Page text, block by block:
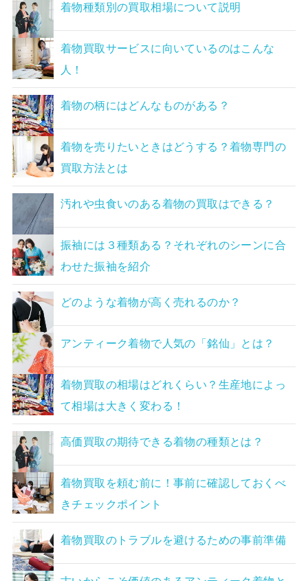
着物種類別の買取相場について説明
着物買取サービスに向いているのはこんな
人！
着物の柄にはどんなものがある？
着物を売りたいときはどうする？着物専門の
買取方法とは
汚れや虫食いのある着物の買取はできる？
振袖には３種類ある？それぞれのシーンに合
わせた振袖を紹介
どのような着物が高く売れるのか？
アンティーク着物で人気の「銘仙」とは？
着物買取の相場はどれくらい？生産地によっ
て相場は大きく変わる！
高価買取の期待できる着物の種類とは？
着物買取を頼む前に！事前に確認しておくべ
きチェックポイント
着物買取のトラブルを避けるための事前準備